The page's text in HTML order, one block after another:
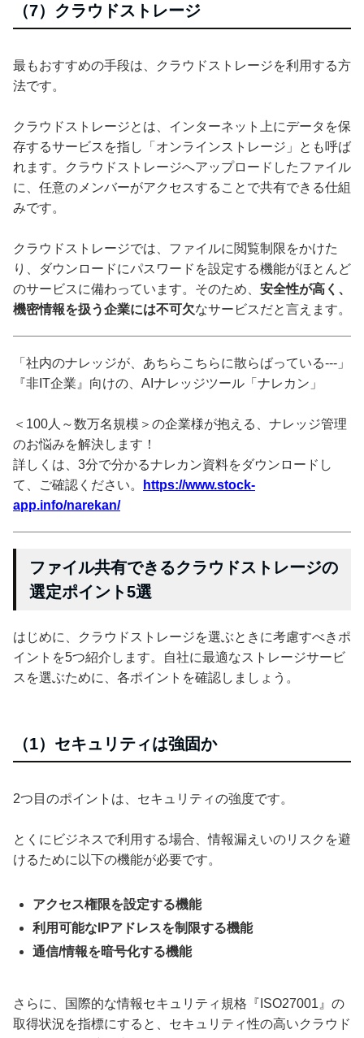
（7）クラウドストレージ
最もおすすめの手段は、クラウドストレージを利用する方
法です。
クラウドストレージとは、インターネット上にデータを保
存するサービスを指し「オンラインストレージ」とも呼ば
れます。クラウドストレージへアップロードしたファイル
に、任意のメンバーがアクセスすることで共有できる仕組
みです。
クラウドストレージでは、ファイルに閲覧制限をかけた
り、ダウンロードにパスワードを設定する機能がほとんど
のサービスに備わっています。そのため、 安全性が高く、
機密情報を扱う企業には不可欠なサービスだと言えます。
「社内のナレッジが、あちらこちらに散らばっている---」
『非IT企業』向けの、AIナレッジツール「ナレカン」
＜100人～数万名規模＞の企業様が抱える、ナレッジ管理
のお悩みを解決します！
詳しくは、3分で分かるナレカン資料をダウンロードし
て、ご確認ください。
https://www.stock-
app.info/narekan/
ファイル共有できるクラウドストレージの
選定ポイント5選
はじめに、クラウドストレージを選ぶときに考慮すべきポ
イントを5つ紹介します。自社に最適なストレージサービ
スを選ぶために、各ポイントを確認しましょう。
（1）セキュリティは強固か
2つ目のポイントは、セキュリティの強度です。
とくにビジネスで利用する場合、情報漏えいのリスクを避
けるために以下の機能が必要です。
アクセス権限を設定する機能
利用可能なIPアドレスを制限する機能
通信/情報を暗号化する機能
さらに、国際的な情報セキュリティ規格『ISO27001』の
取得状況を指標にすると、セキュリティ性の高いクラウド